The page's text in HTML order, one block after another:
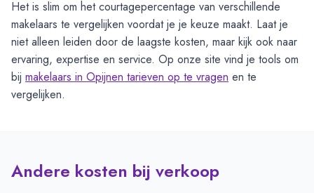
Het is slim om het courtagepercentage van verschillende
makelaars te vergelijken voordat je je keuze maakt. Laat je
niet alleen leiden door de laagste kosten, maar kijk ook naar
ervaring, expertise en service. Op onze site vind je tools om
bij makelaars in Opijnen tarieven op te vragen en te
vergelijken.
Andere kosten bij verkoop